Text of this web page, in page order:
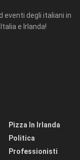
eventi degli italiani in
e Irlanda!
Pizza In Irlanda
Politica
Professionisti